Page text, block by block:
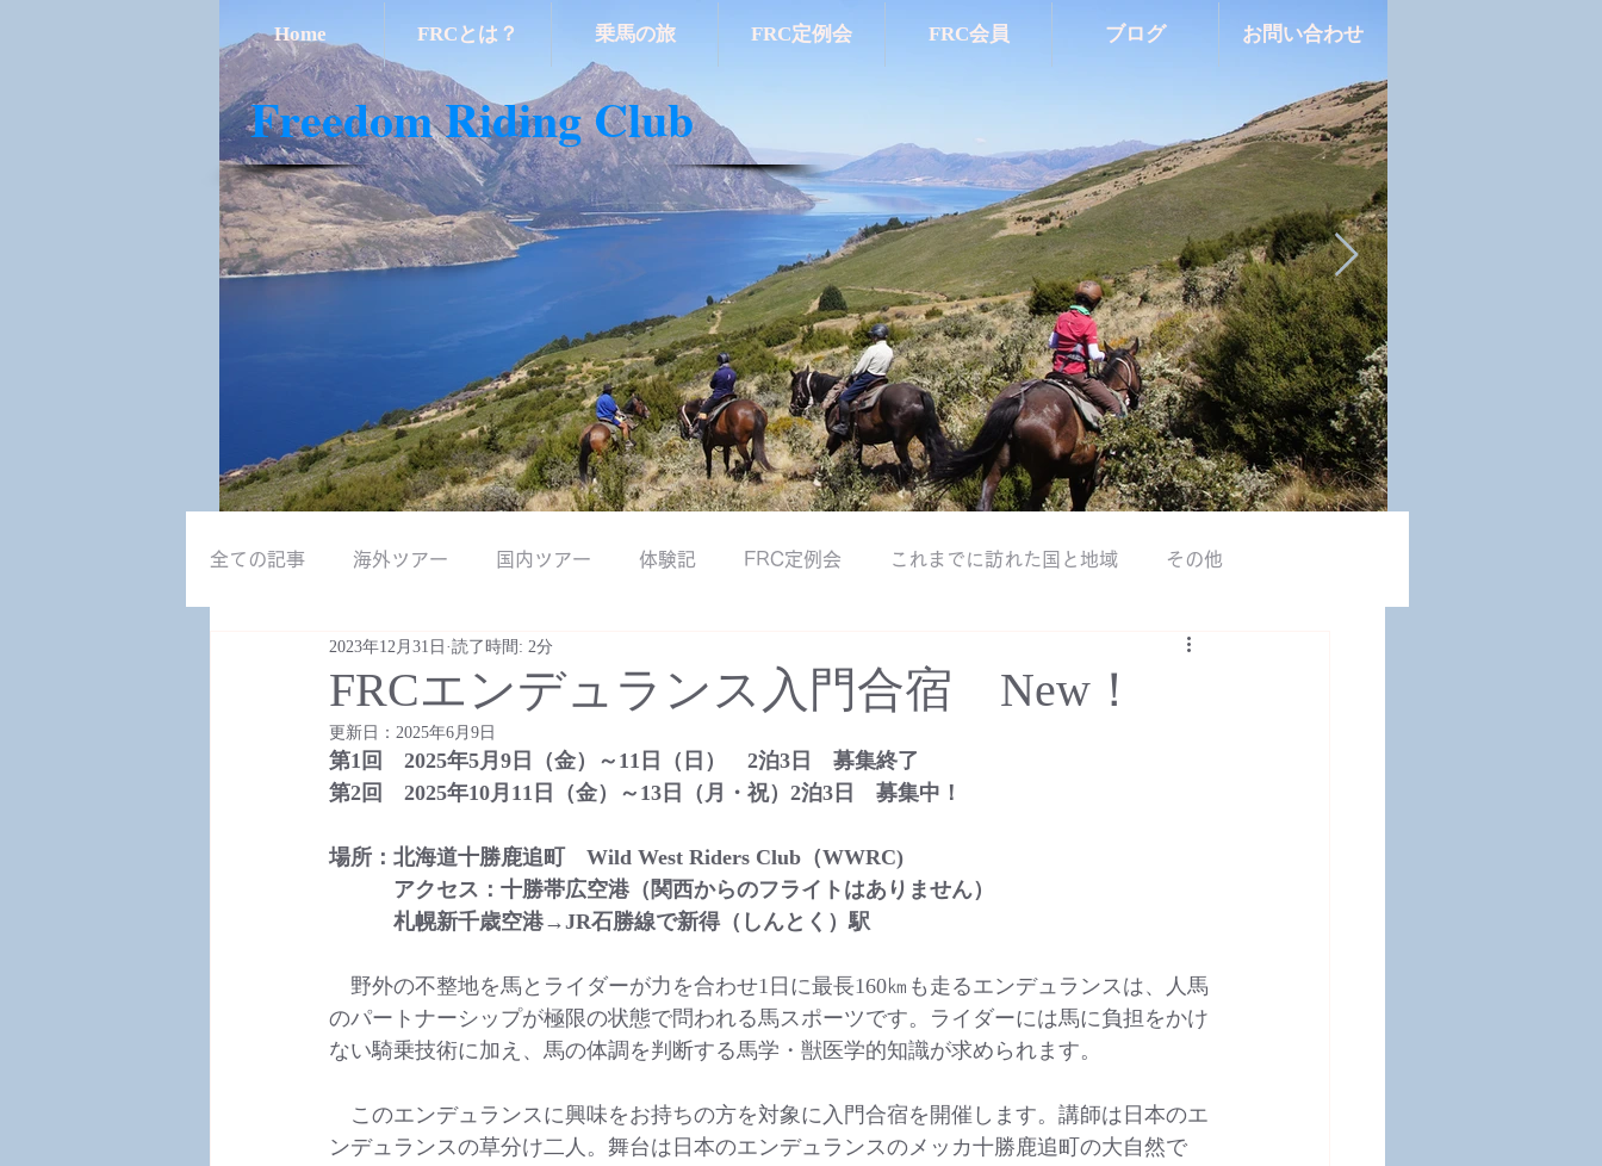
NZ南島.jpg
​Freedom Riding Club
Home FRCとは？ 乗馬の旅 FRC定例会 FRC会員 ブログ お問い合わせ
全ての記事 海外ツアー 国内ツアー 体験記 FRC定例会 これまでに訪れた国と地域 その他
募集中のツアー
FRCエンデュランス入門合宿 New！
2023年12月31日 読了時間: 2分
更新日： 2025年6月9日
第1回　2025年5月9日（金）～11日（日）　2泊3日　募集終了
第2回　2025年10月11日（金）～13日（月・祝）2泊3日　募集中！
場所：北海道十勝鹿追町　Wild West Riders Club（WWRC)
アクセス：十勝帯広空港（関西からのフライトはありません）
札幌新千歳空港→JR石勝線で新得（しんとく）駅
野外の不整地を馬とライダーが力を合わせ1日に最長160㎞も走るエンデュランスは、人馬
のパートナーシップが極限の状態で問われる馬スポーツです。ライダーには馬に負担をかけ
ない騎乗技術に加え、馬の体調を判断する馬学・獣医学的知識が求められます。
このエンデュランスに興味をお持ちの方を対象に入門合宿を開催します。講師は日本のエ
ンデュランスの草分け二人。舞台は日本のエンデュランスのメッカ十勝鹿追町の大自然で